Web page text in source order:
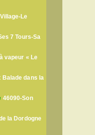
Le
7 Tours-Sa
vapeur « Le
Balade dans la
46090-Son
la Dordogne